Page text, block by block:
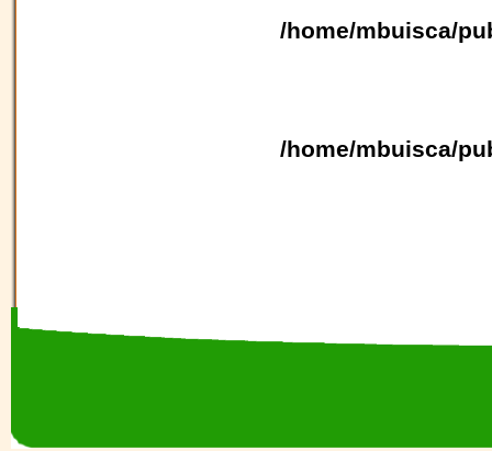
/home/mbuisca/
/home/mbuisca/